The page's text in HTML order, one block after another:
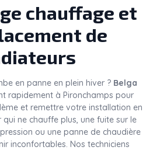
chauffage et
de
en panne en plein hiver ? Belga
rapidement à Pironchamps pour
et remettre votre installation en
ne chauffe plus, une fuite sur le
ou une panne de chaudière
inconfortables. Nos techniciens